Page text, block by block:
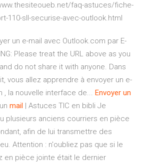
faq-astuces/fiche-
110-sll-securise-avec-outlook.html
un e-mail avec Outlook.com par E-
Please treat the URL above as you
do not share it with anyone. Dans
vous allez apprendre à envoyer un e-
, la nouvelle interface de... Envoyer un
mail
| Astuces TIC en bibli Je
plusieurs anciens courriers en pièce
afin de lui transmettre des
Attention : n'oubliez pas que si le
en pièce jointe était le dernier